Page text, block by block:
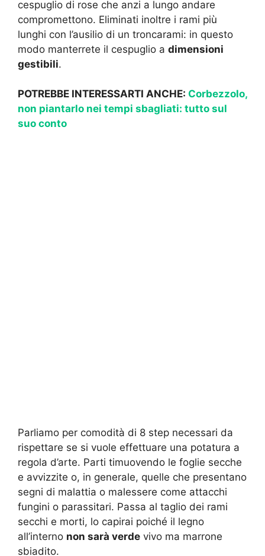
cespuglio di rose che anzi a lungo andare
compromettono. Eliminati inoltre i rami più
lunghi con l’ausilio di un troncarami: in questo
modo manterrete il cespuglio a dimensioni
gestibili.
POTREBBE INTERESSARTI ANCHE: Corbezzolo,
non piantarlo nei tempi sbagliati: tutto sul
suo conto
Parliamo per comodità di 8 step necessari da
rispettare se si vuole effettuare una potatura a
regola d’arte. Parti timuovendo le foglie secche
e avvizzite o, in generale, quelle che presentano
segni di malattia o malessere come attacchi
fungini o parassitari. Passa al taglio dei rami
secchi e morti, lo capirai poiché il legno
all’interno non sarà verde vivo ma marrone
sbiadito.